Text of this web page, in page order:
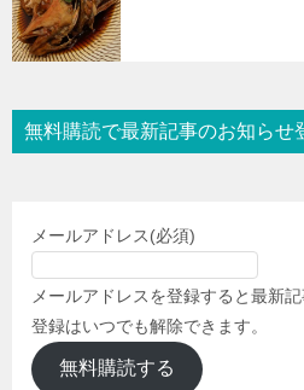
無料購読で最新記事のお知らせ
メールアドレス(必須)
メールアドレスを登録すると最新
登録はいつでも解除できます。
無料購読する